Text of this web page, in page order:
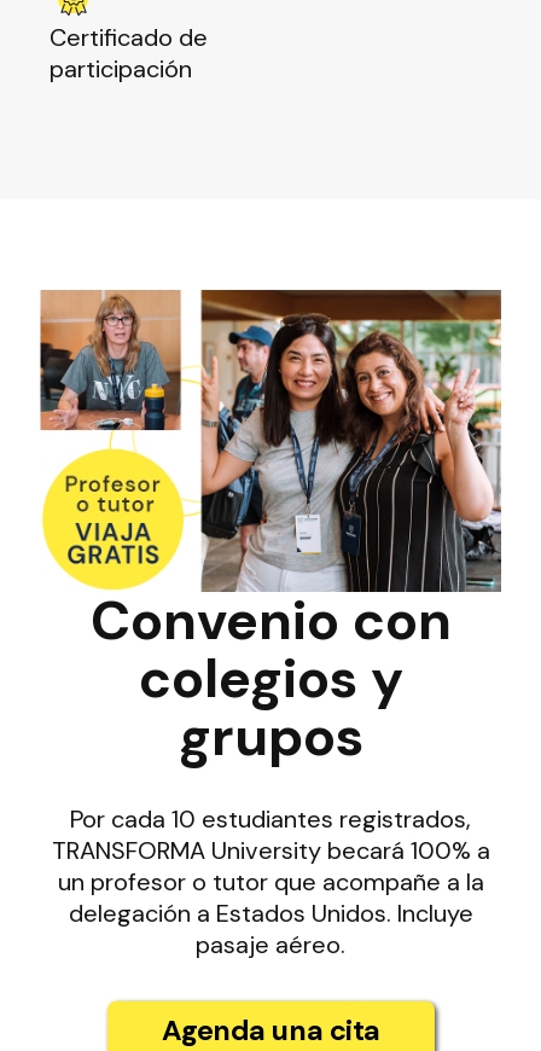
Certificado de
participación
Convenio con
colegios y
grupos
Por cada 10 estudiantes registrados,
TRANSFORMA University becará 100% a
un profesor o tutor que acompañe a la
delegación a Estados Unidos. Incluye
pasaje aéreo.
Agenda una cita